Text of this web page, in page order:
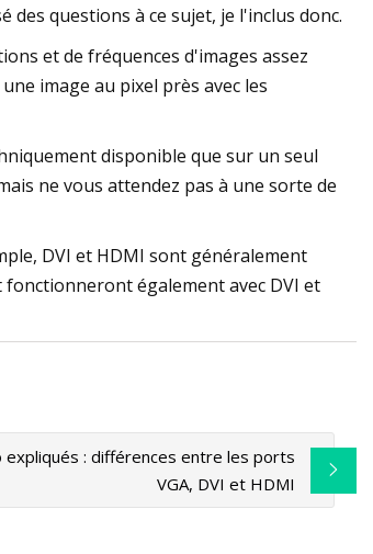
questions à ce sujet, je l'inclus donc.
et de fréquences d'images assez
image au pixel près avec les
disponible que sur un seul
ne vous attendez pas à une sorte de
DVI et HDMI sont généralement
fonctionneront également avec DVI et
expliqués : différences entre les ports
VGA, DVI et HDMI